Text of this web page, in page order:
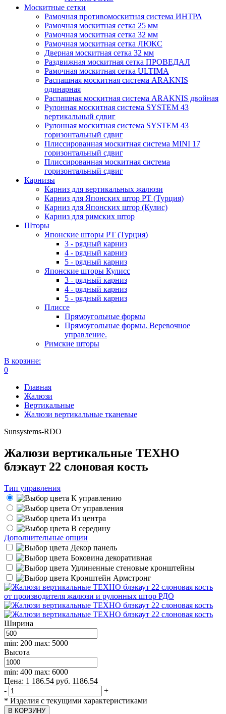
Москитные сетки
Рамочная противомоскитная система ИНТРА
Рамочная москитная сетка 25 мм
Рамочная москитная сетка 32 мм
Рамочная москитная сетка ЛЮКС
Дверная москитная сетка 32 мм
Раздвижная москитная сетка ПРОВЕДАЛ
Рамочная москитная сетка ULTIMA
Распашная москитная система ARAKNIS
одинарная
Распашная москитная система ARAKNIS двойная
Рулонная москитная система SYSTEM 43
вертикальный сдвиг
Рулонная москитная система SYSTEM 43
горизонтальный сдвиг
Плиссированная москитная система MINI 17
горизонтальный сдвиг
Плиссированная москитная система
горизонтальный сдвиг
Карнизы
Карниз для вертикальных жалюзи
Карниз для Японских штор РТ (Турция)
Карниз для Японских штор (Кулис)
Карниз для римских штор
Шторы
Японские шторы РТ (Турция)
3 - рядный карниз
4 - рядный карниз
5 - рядный карниз
Японские шторы Кулисс
3 - рядный карниз
4 - рядный карниз
5 - рядный карниз
Плиссе
Прямоугольные формы
Прямоугольные формы. Веревочное
управление.
Римские шторы
В корзине:
0
Главная
Жалюзи
Вертикальные
Жалюзи вертикальные тканевые
Sunsystems-RDO
Жалюзи вертикальные ТЕХНО
блэкаут 22 слоновая кость
Тип управления
К управлению
От управления
Из центра
В середину
Дополнительные опции
Декор панель
Боковина декоративная
Удлиненные стеновые кронштейны
Кронштейн Армстронг
Ширина
min: 200 max: 5000
Высота
min: 400 max: 6000
Цена: 1 186.54 руб. 1186.54
-
+
* Изделия с текущими характеристиками